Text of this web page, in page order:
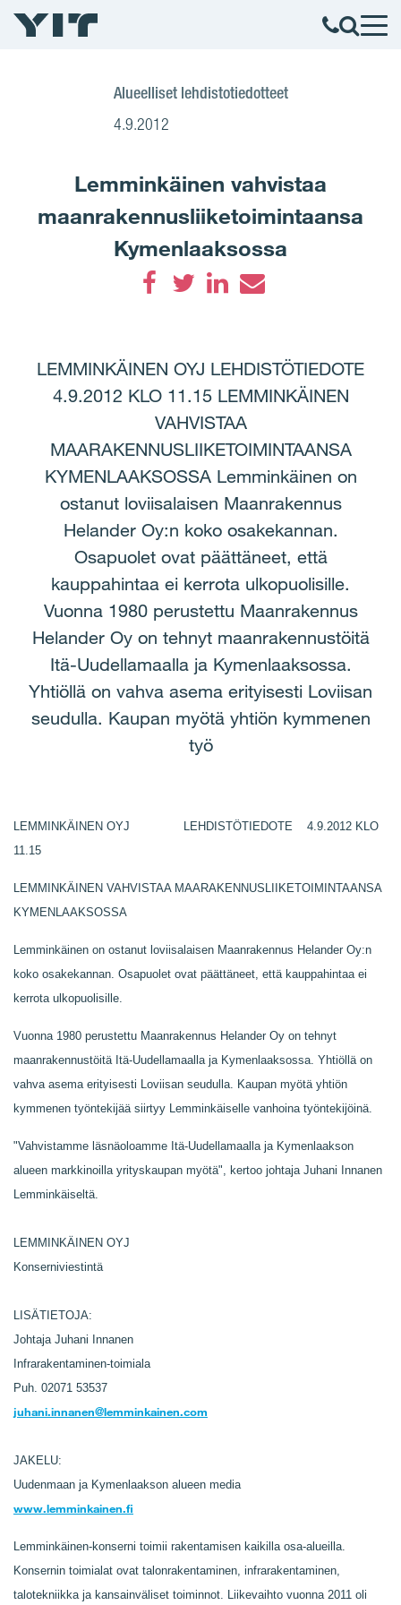
Alueelliset lehdistotiedotteet
4.9.2012
Lemminkäinen vahvistaa
maanrakennusliiketoimintaansa
Kymenlaaksossa
LEMMINKÄINEN OYJ LEHDISTÖTIEDOTE
4.9.2012 KLO 11.15 LEMMINKÄINEN
VAHVISTAA
MAARAKENNUSLIIKETOIMINTAANSA
KYMENLAAKSOSSA Lemminkäinen on
ostanut loviisalaisen Maanrakennus
Helander Oy:n koko osakekannan.
Osapuolet ovat päättäneet, että
kauppahintaa ei kerrota ulkopuolisille.
Vuonna 1980 perustettu Maanrakennus
Helander Oy on tehnyt maanrakennustöitä
Itä-Uudellamaalla ja Kymenlaaksossa.
Yhtiöllä on vahva asema erityisesti Loviisan
seudulla. Kaupan myötä yhtiön kymmenen
työ
LEMMINKÄINEN OYJ LEHDISTÖTIEDOTE 4.9.2012 KLO
11.15
LEMMINKÄINEN VAHVISTAA MAARAKENNUSLIIKETOIMINTAANSA
KYMENLAAKSOSSA
Lemminkäinen on ostanut loviisalaisen Maanrakennus Helander Oy:n
koko osakekannan. Osapuolet ovat päättäneet, että kauppahintaa ei
kerrota ulkopuolisille.
Vuonna 1980 perustettu Maanrakennus Helander Oy on tehnyt
maanrakennustöitä Itä-Uudellamaalla ja Kymenlaaksossa. Yhtiöllä on
vahva asema erityisesti Loviisan seudulla. Kaupan myötä yhtiön
kymmenen työntekijää siirtyy Lemminkäiselle vanhoina työntekijöinä.
"Vahvistamme läsnäoloamme Itä-Uudellamaalla ja Kymenlaakson
alueen markkinoilla yrityskaupan myötä", kertoo johtaja Juhani Innanen
Lemminkäiseltä.
LEMMINKÄINEN OYJ
Konserniviestintä
LISÄTIETOJA:
Johtaja Juhani Innanen
Infrarakentaminen-toimiala
Puh. 02071 53537
juhani.innanen@lemminkainen.com
JAKELU:
Uudenmaan ja Kymenlaakson alueen media
www.lemminkainen.fi
Lemminkäinen-konserni toimii rakentamisen kaikilla osa-alueilla.
Konsernin toimialat ovat talonrakentaminen, infrarakentaminen,
talotekniikka ja kansainväliset toiminnot. Liikevaihto vuonna 2011 oli